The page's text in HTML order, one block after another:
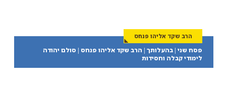
הרב שקד אליהו פנחס
פסח שני | בהעלותך | הרב שקד אליהו פנחס | סולם יהודה
לימודי קבלה וחסידות